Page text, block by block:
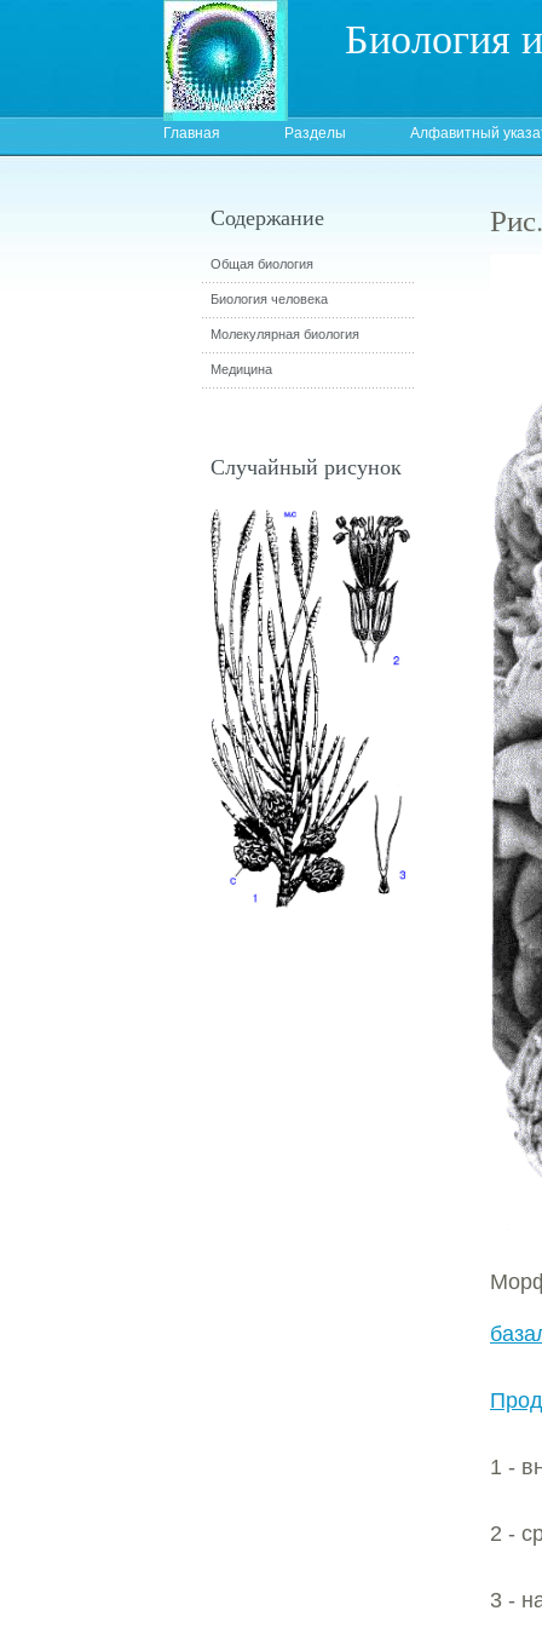
Биология
Главная Разделы Алфавитный
1 -
2 -
3 -
Содержание
Общая биология
Биология человека
Молекулярная биология
Медицина
Случайный рисунок